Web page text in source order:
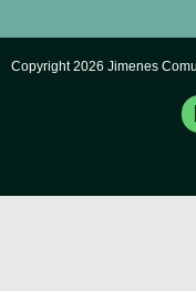
Copyright 2026 Jimenes